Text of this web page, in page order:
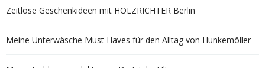
Zeitlose Geschenkideen mit HOLZRICHTER Berlin
Meine Unterwäsche Must Haves für den Alltag von Hunkemöller